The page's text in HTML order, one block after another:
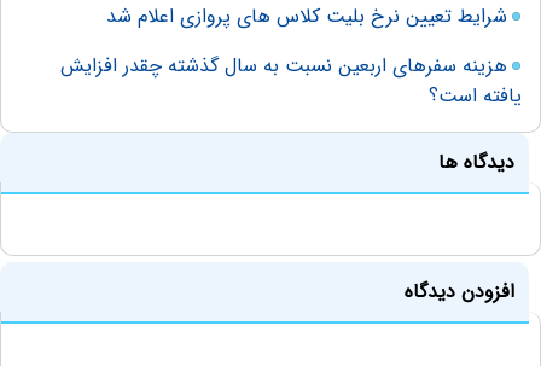
شرایط تعیین نرخ بلیت کلاس های پروازی اعلام شد
هزینه سفرهای اربعین نسبت به سال گذشته چقدر افزایش
یافته است؟
دیدگاه ها
افزودن دیدگاه